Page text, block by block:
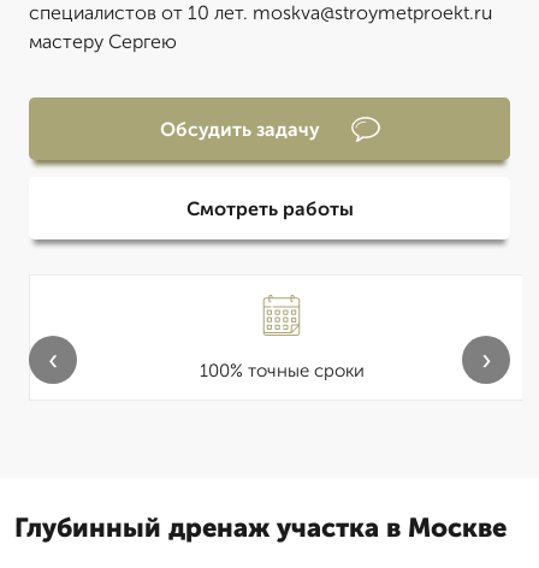
специалистов от 10 лет. moskva@stroymetproekt.ru
мастеру Сергею
Обсудить задачу
Смотреть работы
100% точные сроки
‹ ›
Глубинный дренаж участка в Москве